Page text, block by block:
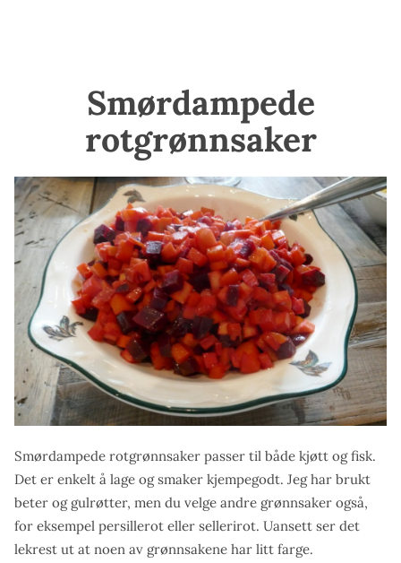
Smørdampede
rotgrønnsaker
Smørdampede rotgrønnsaker passer til både kjøtt og fisk.
Det er enkelt å lage og smaker kjempegodt. Jeg har brukt
beter og gulrøtter, men du velge andre grønnsaker også,
for eksempel persillerot eller sellerirot. Uansett ser det
lekrest ut at noen av grønnsakene har litt farge.